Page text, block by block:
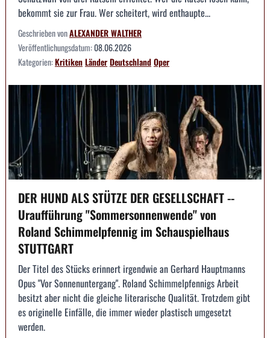
bekommt sie zur Frau. Wer scheitert, wird enthaupte...
Geschrieben vonALEXANDER WALTHER
Veröffentlichungsdatum:08.06.2026
Kategorien:KritikenLänderDeutschlandOper
DER HUND ALS STÜTZE DER GESELLSCHAFT --
Uraufführung "Sommersonnenwende" von
Roland Schimmelpfennig im Schauspielhaus
STUTTGART
Der Titel des Stücks erinnert irgendwie an Gerhard Hauptmanns
Opus "Vor Sonnenuntergang". Roland Schimmelpfennigs Arbeit
besitzt aber nicht die gleiche literarische Qualität. Trotzdem gibt
es originelle Einfälle, die immer wieder plastisch umgesetzt
werden.